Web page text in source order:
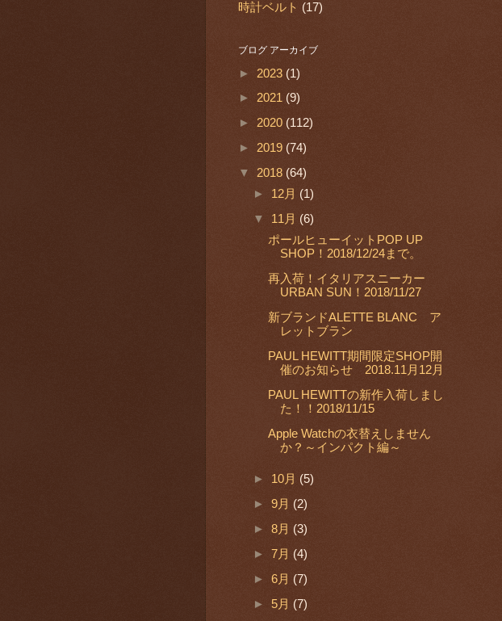
時計ベルト (17)
ブログ アーカイブ
► 2023 (1)
► 2021 (9)
► 2020 (112)
► 2019 (74)
▼ 2018 (64)
► 12月 (1)
▼ 11月 (6)
ポールヒューイットPOP UP
SHOP！2018/12/24まで。
再入荷！イタリアスニーカー
URBAN SUN！2018/11/27
新ブランドALETTE BLANC ア
レットブラン
PAUL HEWITT期間限定SHOP開
催のお知らせ 2018.11月12月
PAUL HEWITTの新作入荷しまし
た！！2018/11/15
Apple Watchの衣替えしません
か？～インパクト編～
► 10月 (5)
► 9月 (2)
► 8月 (3)
► 7月 (4)
► 6月 (7)
► 5月 (7)